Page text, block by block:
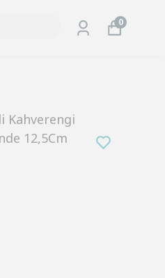
0
Kahverengi
12,5Cm